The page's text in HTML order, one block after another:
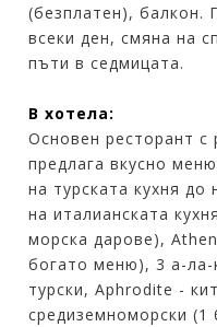
(безплатен), балкон.
всеки ден, смяна на
пъти в седмицата.
В хотела:
Основен ресторант с
предлага вкусно
на турската кухня до
на италианската
морска дарове),
богато меню), 3 а-ла-
турски, Aphrodite -
средиземноморски